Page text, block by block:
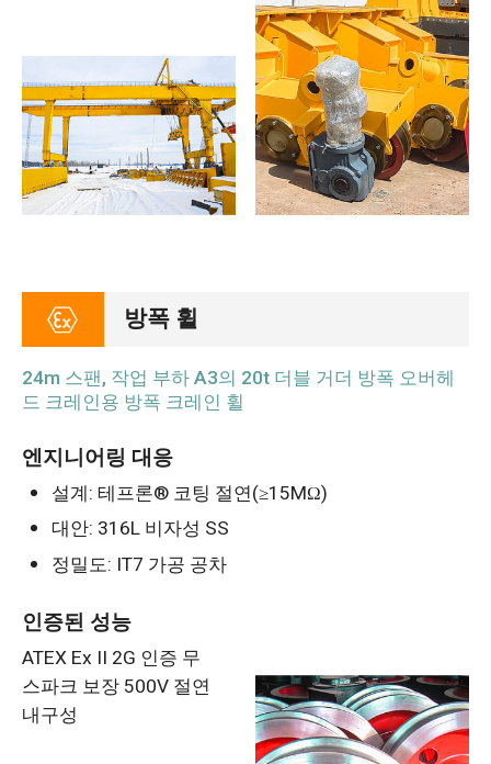
방폭 휠
24m 스팬, 작업 부하 A3의 20t 더블 거더 방폭 오버헤
드 크레인용 방폭 크레인 휠
엔지니어링 대응
설계: 테프론® 코팅 절연(≥15MΩ)
대안: 316L 비자성 SS
정밀도: IT7 가공 공차
인증된 성능
ATEX Ex II 2G 인증 무
스파크 보장 500V 절연
내구성